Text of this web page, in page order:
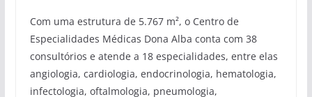
Com uma estrutura de 5.767 m², o Centro de
Especialidades Médicas Dona Alba conta com 38
consultórios e atende a 18 especialidades, entre elas
angiologia, cardiologia, endocrinologia, hematologia,
infectologia, oftalmologia, pneumologia,